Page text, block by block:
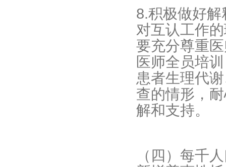
8.积极做好
对互认工作
要充分尊重
医师全员培
患者生理代
查的情形，
解和支持。
（四）每千